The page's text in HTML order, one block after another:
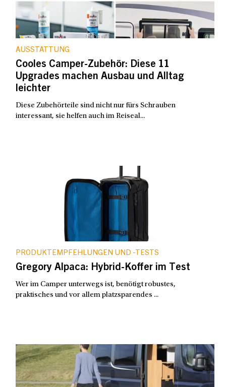
AUSSTATTUNG
Cooles Camper-Zubehör: Diese 11
Upgrades machen Ausbau und Alltag
leichter
Diese Zubehörteile sind nicht nur fürs Schrauben
interessant, sie helfen auch im Reiseal...
PRODUKTEMPFEHLUNGEN UND -TESTS
Gregory Alpaca: Hybrid-Koffer im Test
Wer im Camper unterwegs ist, benötigt robustes,
praktisches und vor allem platzsparendes ...